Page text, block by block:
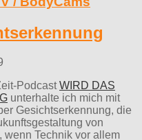
PodcastWIRD DAS
unterhalte ich mich mit
Gesichtserkennung, die
von
wenn Technik vor allem